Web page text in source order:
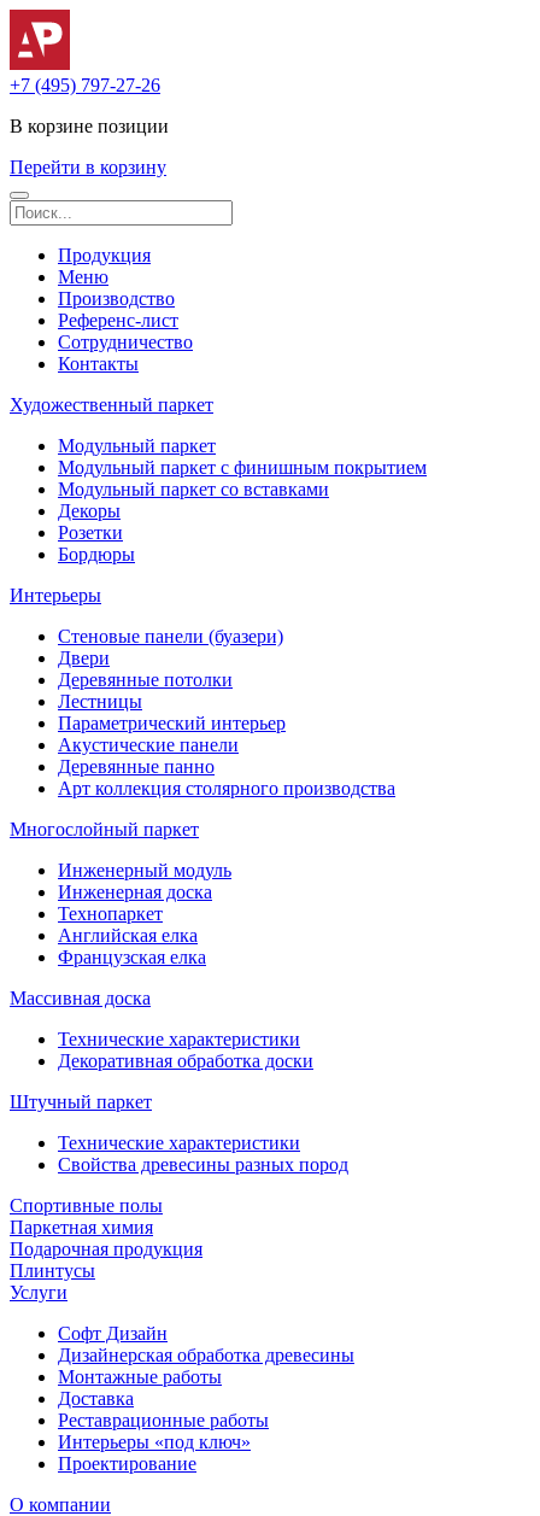
+7 (495) 797-27-26
В корзине позиции
Перейти в корзину
Продукция
Меню
Производство
Референс-лист
Сотрудничество
Контакты
Художественный паркет
Модульный паркет
Модульный паркет с финишным покрытием
Модульный паркет со вставками
Декоры
Розетки
Бордюры
Интерьеры
Стеновые панели (буазери)
Двери
Деревянные потолки
Лестницы
Параметрический интерьер
Акустические панели
Деревянные панно
Арт коллекция столярного производства
Многослойный паркет
Инженерный модуль
Инженерная доска
Технопаркет
Английская елка
Французская елка
Массивная доска
Технические характеристики
Декоративная обработка доски
Штучный паркет
Технические характеристики
Свойства древесины разных пород
Спортивные полы
Паркетная химия
Подарочная продукция
Плинтусы
Услуги
Софт Дизайн
Дизайнерская обработка древесины
Монтажные работы
Доставка
Реставрационные работы
Интерьеры «под ключ»
Проектирование
О компании